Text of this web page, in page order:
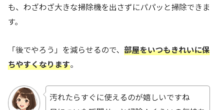
も、わざわざ大きな掃除機を出さずにパパッと掃除できま
す。
「後でやろう」を減らせるので、 部屋をいつもきれいに保
ちやすくなります。
汚れたらすぐに使えるのが嬉しいですね